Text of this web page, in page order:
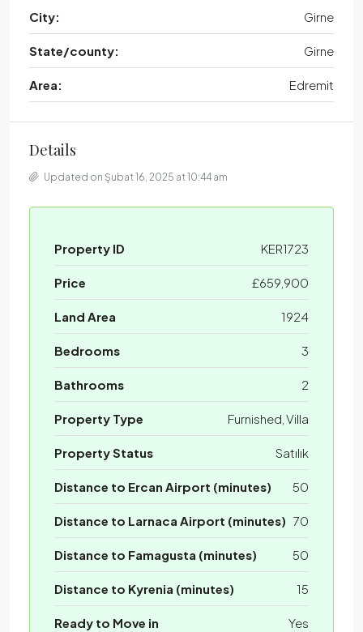
City: Girne
State/county: Girne
Area: Edremit
Details
Updated on Şubat 16, 2025 at 10:44 am
Property ID KER1723
Price £659,900
Land Area 1924
Bedrooms 3
Bathrooms 2
Property Type Furnished, Villa
Property Status Satılık
Distance to Ercan Airport (minutes) 50
Distance to Larnaca Airport (minutes) 70
Distance to Famagusta (minutes) 50
Distance to Kyrenia (minutes) 15
Ready to Move in Yes